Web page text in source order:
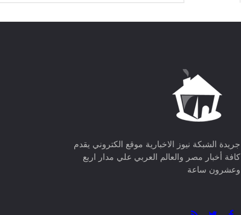
جريدة الشبكة نيوز الاخبارية موقع الكتروني يقدم
كافة أخبار مصر والعالم العربي علي مدار اربع
وعشرون ساعة